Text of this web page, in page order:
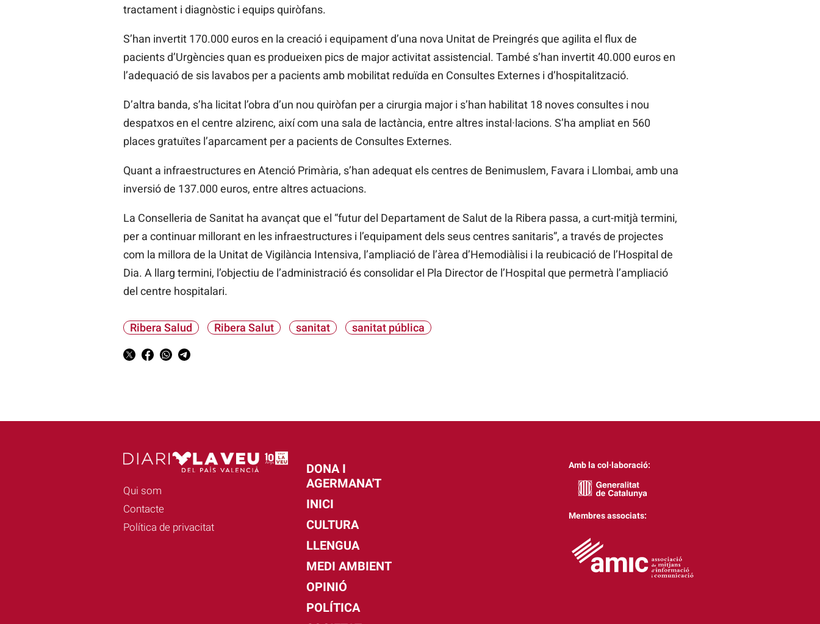
tractament i diagnòstic i equips quiròfans.
S’han invertit 170.000 euros en la creació i equipament d’una nova Unitat de Preingrés que agilita el flux de
pacients d’Urgències quan es produeixen pics de major activitat assistencial. També s’han invertit 40.000 euros en
l’adequació de sis lavabos per a pacients amb mobilitat reduïda en Consultes Externes i d’hospitalització.
D’altra banda, s’ha licitat l’obra d’un nou quiròfan per a cirurgia major i s’han habilitat 18 noves consultes i nou
despatxos en el centre alzirenc, així com una sala de lactància, entre altres instal·lacions. S’ha ampliat en 560
places gratuïtes l’aparcament per a pacients de Consultes Externes.
Quant a infraestructures en Atenció Primària, s’han adequat els centres de Benimuslem, Favara i Llombai, amb una
inversió de 137.000 euros, entre altres actuacions.
La Conselleria de Sanitat ha avançat que el “futur del Departament de Salut de la Ribera passa, a curt-mitjà termini,
per a continuar millorant en les infraestructures i l’equipament dels seus centres sanitaris”, a través de projectes
com la millora de la Unitat de Vigilància Intensiva, l’ampliació de l’àrea d’Hemodiàlisi i la reubicació de l’Hospital de
Dia. A llarg termini, l’objectiu de l’administració és consolidar el Pla Director de l’Hospital que permetrà l’ampliació
del centre hospitalari.
Ribera Salud Ribera Salut sanitat sanitat pública
Qui som
Contacte
Política de privacitat
DONA I
AGERMANA'T
INICI
CULTURA
LLENGUA
MEDI AMBIENT
OPINIÓ
POLÍTICA
Amb la col·laboració:
Membres associats: